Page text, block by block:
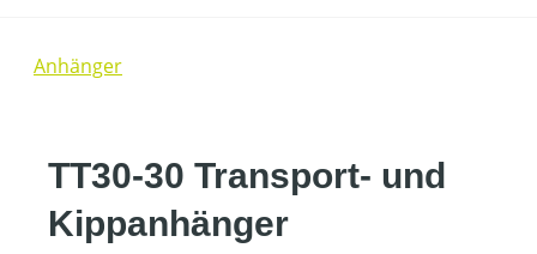
Anhänger
TT30-30 Transport- und
Kippanhänger